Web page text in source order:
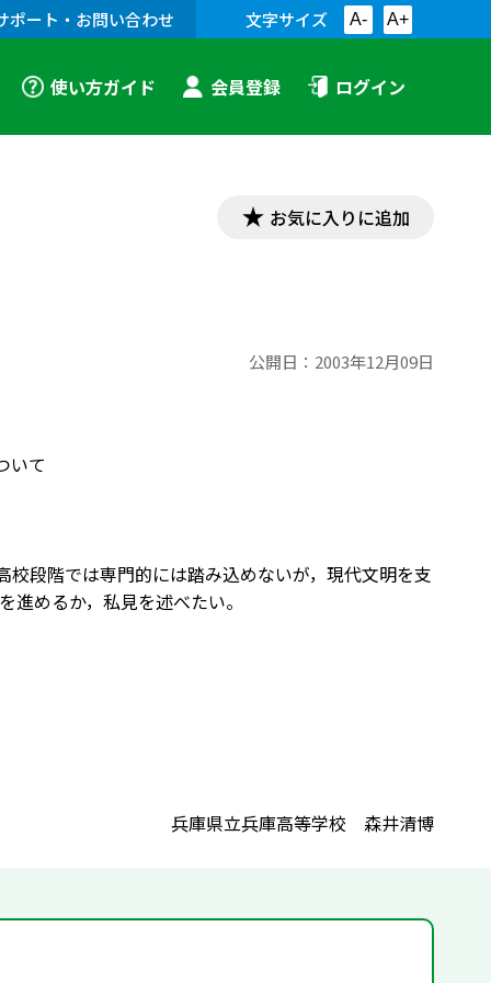
ポート・お問い合わせ 文字サイズ A- A+
使い方ガイド 会員登録 ログイン
お気に入りに追加
公開日： 2003年12月09日
いて
段階では専門的には踏み込めないが，現代文明を支
めるか，私見を述べたい。
兵庫県立兵庫高等学校 森井清博